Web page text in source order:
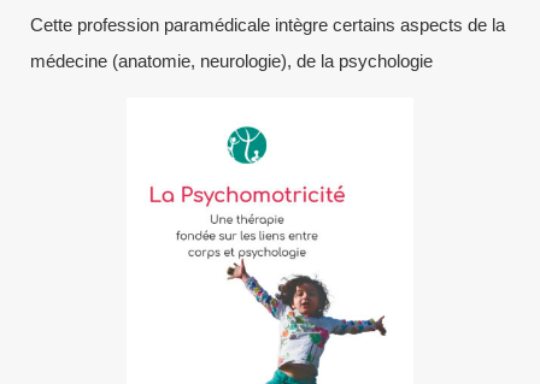
Cette profession paramédicale intègre certains aspects de la
médecine (anatomie, neurologie), de la psychologie